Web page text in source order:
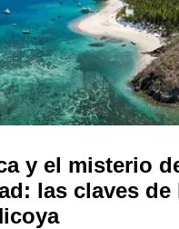
y el misterio
las claves de